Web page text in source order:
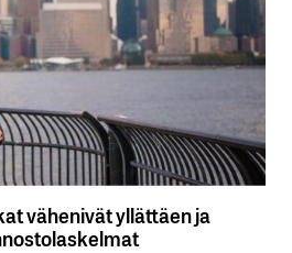
vähenivät yllättäen ja